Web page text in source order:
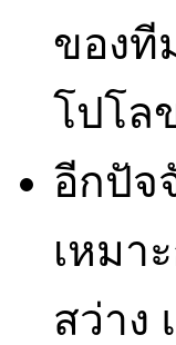
ของที
โปโล
อีกปัจ
เหมา
สว่าง